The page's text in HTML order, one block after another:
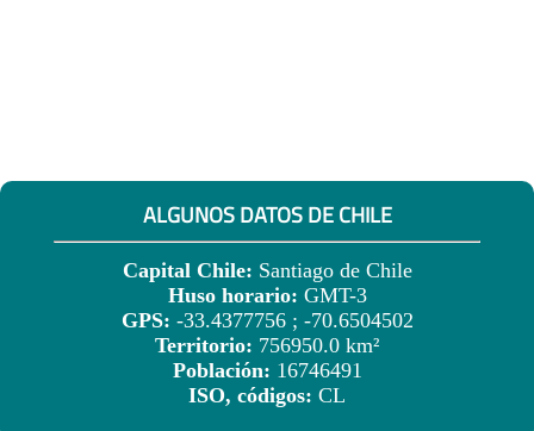
ALGUNOS DATOS DE CHILE
Capital Chile: Santiago de Chile
Huso horario: GMT-3
GPS: -33.4377756 ; -70.6504502
Territorio: 756950.0 km²
Población: 16746491
ISO, códigos: CL